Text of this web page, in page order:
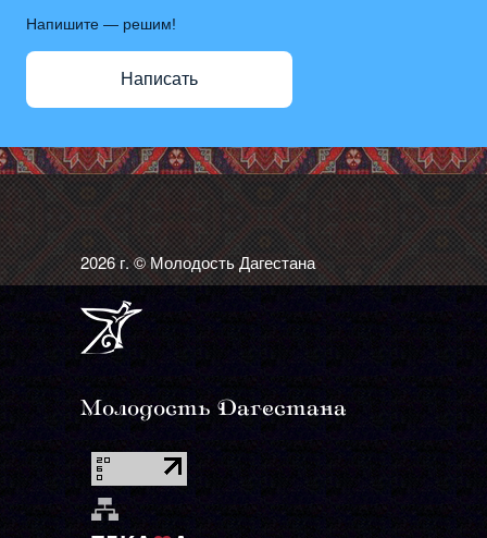
Напишите — решим!
Написать
2026 г. © Молодость Дагестана
Молодость Дагестана